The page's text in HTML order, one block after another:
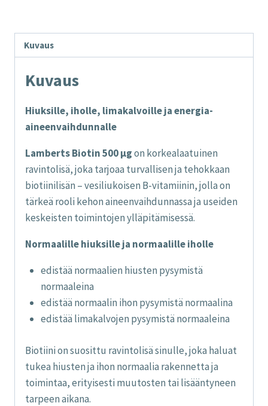
Kuvaus
Kuvaus
Hiuksille, iholle, limakalvoille ja energia-
aineenvaihdunnalle
Lamberts Biotin 500 µgon korkealaatuinen
ravintolisä, joka tarjoaa turvallisen ja tehokkaan
biotiinilisän – vesiliukoisen B-vitamiinin, jolla on
tärkeä rooli kehon aineenvaihdunnassa ja useiden
keskeisten toimintojen ylläpitämisessä.
Normaalille hiuksille ja normaalille iholle
edistää normaalien hiusten pysymistä
normaaleina
edistää normaalin ihon pysymistä normaalina
edistää limakalvojen pysymistä normaaleina
Biotiini on suosittu ravintolisä sinulle, joka haluat
tukea hiusten ja ihon normaalia rakennetta ja
toimintaa, erityisesti muutosten tai lisääntyneen
tarpeen aikana.